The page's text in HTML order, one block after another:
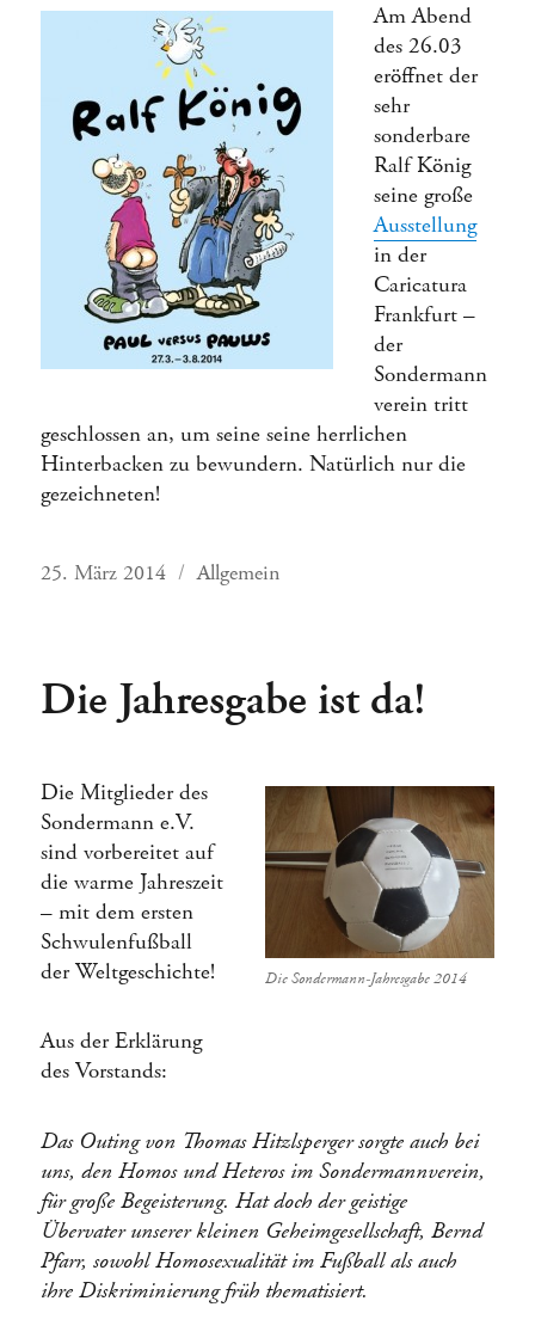
Am Abend
des 26.03
eröffnet der
sehr
sonderbare
Ralf König
seine große
Ausstellung
in der
Caricatura
Frankfurt –
der
Sondermann
verein tritt
geschlossen an, um seine seine herrlichen
Hinterbacken zu bewundern. Natürlich nur die
gezeichneten!
Veröffentlicht
25. März 2014 Kategorien
Allgemein
Die Jahresgabe ist da!
Die Sondermann-Jahresgabe 2014
Die Mitglieder des
Sondermann e.V.
sind vorbereitet auf
die warme Jahreszeit
– mit dem ersten
Schwulenfußball
der Weltgeschichte!
Aus der Erklärung
des Vorstands:
Das Outing von Thomas Hitzlsperger sorgte auch bei
uns, den Homos und Heteros im Sondermannverein,
für große Begeisterung. Hat doch der geistige
Übervater unserer kleinen Geheimgesellschaft, Bernd
Pfarr, sowohl Homosexualität im Fußball als auch
ihre Diskriminierung früh thematisiert.